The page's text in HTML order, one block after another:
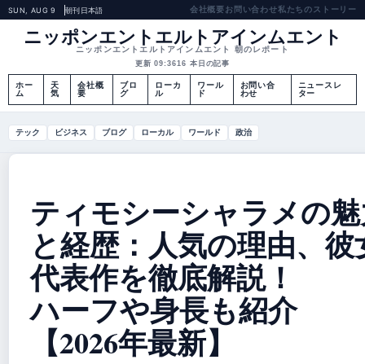
SUN, AUG 9 朝刊日本語 会社概要お問い合わせ私たちのストーリー
ニッポンエントエルトアインムエント
ニッポンエントエルトアインムエント 朝のレポート
更新 09:3616 本日の記事
ホー
ム
天
気
会社概
要
ブロ
グ
ローカ
ル
ワール
ド
お問い合
わせ
ニュースレ
ター
テック ビジネス ブログ ローカル ワールド 政治
ティモシーシャラメの
と経歴：人気の理由、彼
代表作を徹底解説！
ハーフや身長も紹介
【2026年最新】